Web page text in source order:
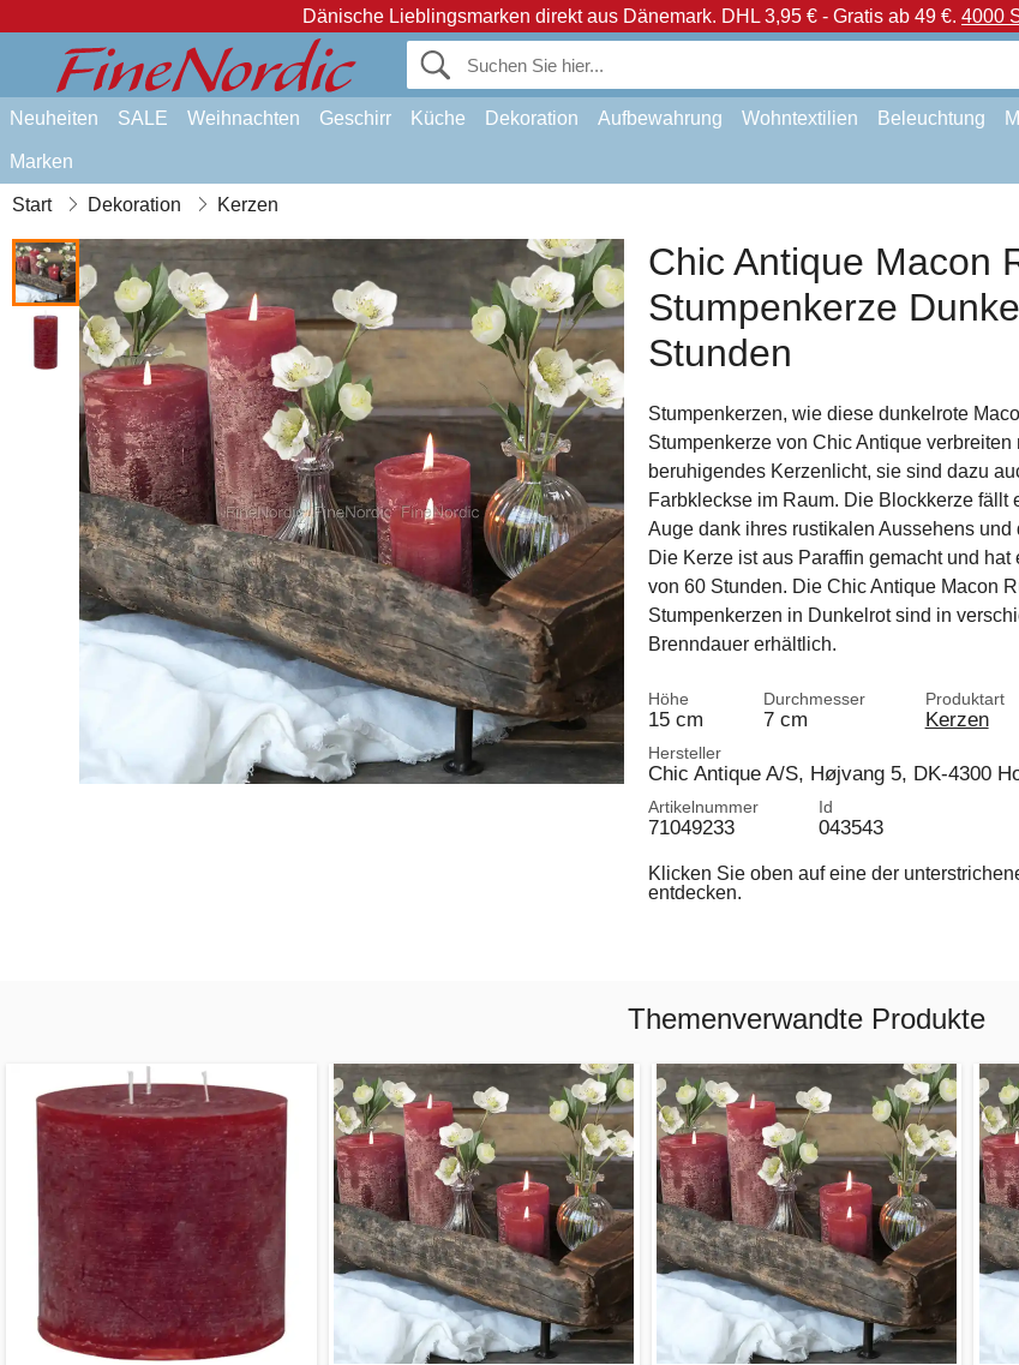
Dänische Lieblingsmarken direkt aus Dänemark. DHL 3,95 € - Gratis ab 49 €. 4000
Neuheiten SALE Weihnachten Geschirr Küche Dekoration Aufbewahrung Wohntextilien Beleuchtung
Marken
Start Dekoration Kerzen
Chic Antique Macon
Stumpenkerze
Stunden
Stumpenkerzen, wie diese dunkelrote
Stumpenkerze von Chic Antique verbreiten
beruhigendes Kerzenlicht, sie sind dazu
Farbkleckse im Raum. Die Blockkerze fällt
Auge dank ihres rustikalen Aussehens und
Die Kerze ist aus Paraffin gemacht und hat
von 60 Stunden. Die Chic Antique Macon
Stumpenkerzen in Dunkelrot sind in
Brenndauer erhältlich.
Höhe
15 cm
Durchmesser
7 cm
Produktart
Kerzen
Hersteller
Chic Antique A/S, Højvang 5, DK-4300
Artikelnummer
71049233
Id
043543
Klicken Sie oben auf eine der
entdecken.
Themenverwandte Produkte